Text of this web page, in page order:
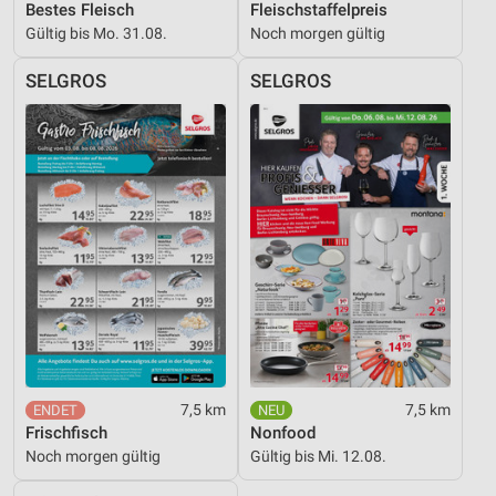
Bestes Fleisch
Gültig bis Mo. 31.08.
Fleischstaffelpreis
Noch morgen gültig
SELGROS
7,5 km
Frischfisch
Noch morgen gültig
SELGROS
7,5 km
Nonfood
Gültig bis Mi. 12.08.
Geräte anhand von aktiv angeforderten
Informationen identifizieren
Notwendig
Performance
Funktional
Werbung